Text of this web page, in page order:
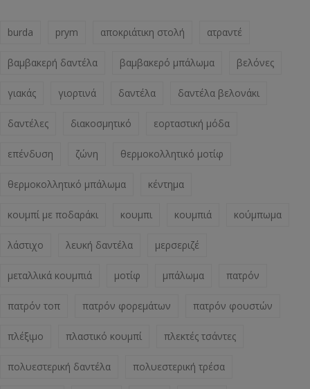
burda prym αποκριάτικη στολή ατραντέ
βαμβακερή δαντέλα βαμβακερό μπάλωμα βελόνες
γιακάς γιορτινά δαντέλα δαντέλα βελονάκι
δαντέλες διακοσμητικό εορταστική μόδα
επένδυση ζώνη θερμοκολλητικό μοτίφ
θερμοκολλητικό μπάλωμα κέντημα
κουμπί με ποδαράκι κουμπι κουμπιά κούμπωμα
λάστιχο λευκή δαντέλα μερσεριζέ
μεταλλικά κουμπιά μοτίφ μπάλωμα πατρόν
πατρόν τοπ πατρόν φορεμάτων πατρόν φουστών
πλέξιμο πλαστικό κουμπί πλεκτές τσάντες
πολυεστερική δαντέλα πολυεστερική τρέσα